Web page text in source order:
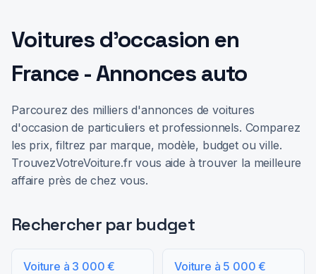
Voitures d'occasion en
France - Annonces auto
Parcourez des milliers d'annonces de voitures
d'occasion de particuliers et professionnels. Comparez
les prix, filtrez par marque, modèle, budget ou ville.
TrouvezVotreVoiture.fr vous aide à trouver la meilleure
affaire près de chez vous.
Rechercher par budget
Voiture à 3 000 € Voiture à 5 000 €